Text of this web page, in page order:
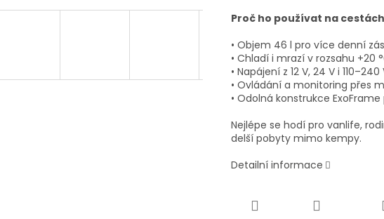
Proč ho používat na cestách
• Objem 46 l pro více denní
• Chladí i mrazí v rozsahu +20
• Napájení z 12 V, 24 V i 110–240
• Ovládání a monitoring přes
• Odolná konstrukce
Nejlépe se hodí pro vanlife,
delší pobyty mimo kempy.
Detailní informace